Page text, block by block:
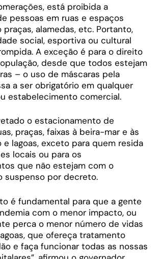
está proibida a
pessoas em ruas e espaços
alamedas, etc. Portanto,
social, esportiva ou cultural
A exceção é para o direito
desde que todos estejam
– o uso de máscaras pela
a ser obrigatório em qualquer
estabelecimento comercial.
o estacionamento de
praças, faixas à beira-mar e às
e lagoas, exceto para quem resida
locais ou para os
que não estejam com o
suspenso por decreto.
é fundamental para que a gente
com o menor impacto, ou
perca o menor número de vidas
que ofereça tratamento
e faça funcionar todas as nossas